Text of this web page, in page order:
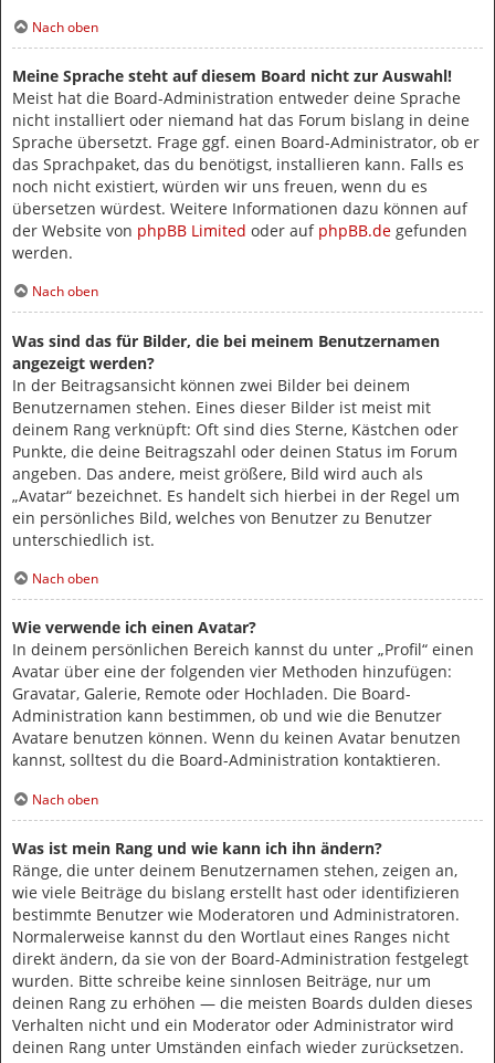
Nach oben
Meine Sprache steht auf diesem Board nicht zur Auswahl!
Meist hat die Board-Administration entweder deine Sprache
nicht installiert oder niemand hat das Forum bislang in deine
Sprache übersetzt. Frage ggf. einen Board-Administrator, ob er
das Sprachpaket, das du benötigst, installieren kann. Falls es
noch nicht existiert, würden wir uns freuen, wenn du es
übersetzen würdest. Weitere Informationen dazu können auf
der Website von phpBB Limited oder auf phpBB.de gefunden
werden.
Nach oben
Was sind das für Bilder, die bei meinem Benutzernamen
angezeigt werden?
In der Beitragsansicht können zwei Bilder bei deinem
Benutzernamen stehen. Eines dieser Bilder ist meist mit
deinem Rang verknüpft: Oft sind dies Sterne, Kästchen oder
Punkte, die deine Beitragszahl oder deinen Status im Forum
angeben. Das andere, meist größere, Bild wird auch als
„Avatar“ bezeichnet. Es handelt sich hierbei in der Regel um
ein persönliches Bild, welches von Benutzer zu Benutzer
unterschiedlich ist.
Nach oben
Wie verwende ich einen Avatar?
In deinem persönlichen Bereich kannst du unter „Profil“ einen
Avatar über eine der folgenden vier Methoden hinzufügen:
Gravatar, Galerie, Remote oder Hochladen. Die Board-
Administration kann bestimmen, ob und wie die Benutzer
Avatare benutzen können. Wenn du keinen Avatar benutzen
kannst, solltest du die Board-Administration kontaktieren.
Nach oben
Was ist mein Rang und wie kann ich ihn ändern?
Ränge, die unter deinem Benutzernamen stehen, zeigen an,
wie viele Beiträge du bislang erstellt hast oder identifizieren
bestimmte Benutzer wie Moderatoren und Administratoren.
Normalerweise kannst du den Wortlaut eines Ranges nicht
direkt ändern, da sie von der Board-Administration festgelegt
wurden. Bitte schreibe keine sinnlosen Beiträge, nur um
deinen Rang zu erhöhen — die meisten Boards dulden dieses
Verhalten nicht und ein Moderator oder Administrator wird
deinen Rang unter Umständen einfach wieder zurücksetzen.